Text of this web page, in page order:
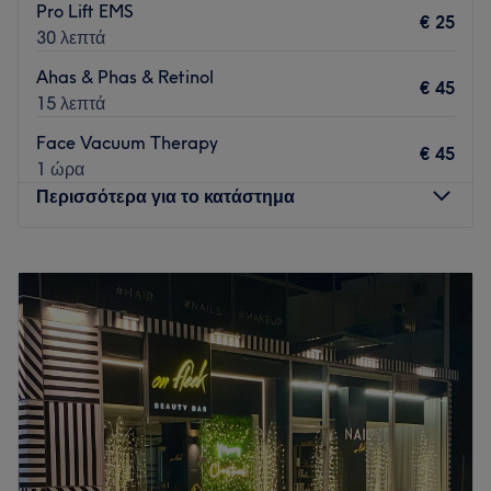
Pro Lift EMS
30 λεπτά
€ 25
Ahas & Phas & Retinol
15 λεπτά
€ 45
Face Vacuum Therapy
1 ώρα
€ 45
Περισσότερα για το κατάστημα
Τετάρτη
20:00
Πέμπτη
10:00
20:00
Παρασκευή
12:00–20:00
Σάββατο
10:00–14:00
Κυριακή
Κλειστό
Το Zin Zen medical & spa στον Γέρακα είναι ένας